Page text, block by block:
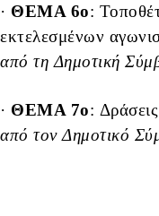
· ΘΕΜΑ 6o:
εκτελεσμένων
από τη Δημοτική
· ΘΕΜΑ 7o:
από τον Δημοτικό